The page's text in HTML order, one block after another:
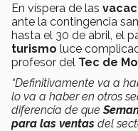
En víspera de las
ante la contingencia
hasta el 30 de abril, el
turismo luce
profesor del Tec de
“Definitivamente va a
lo va a haber en otros
diferencia de que
para las ventas del